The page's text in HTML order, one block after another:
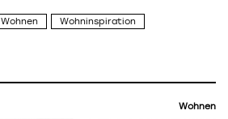
Wohnen Wohninspiration
Wohnen